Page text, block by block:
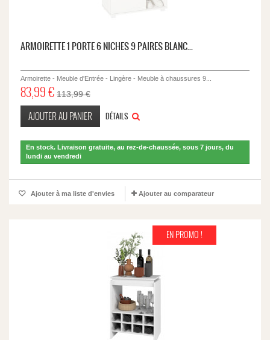
ARMOIRETTE 1 PORTE 6 NICHES 9 PAIRES BLANC...
Armoirette - Meuble d'Entrée - Lingère - Meuble à chaussures 9...
83,99 € 113,99 €
AJOUTER AU PANIER DÉTAILS
En stock. Livraison gratuite, au rez-de-chaussée, sous 7 jours, du
lundi au vendredi
Ajouter à ma liste d'envies Ajouter au comparateur
EN PROMO !